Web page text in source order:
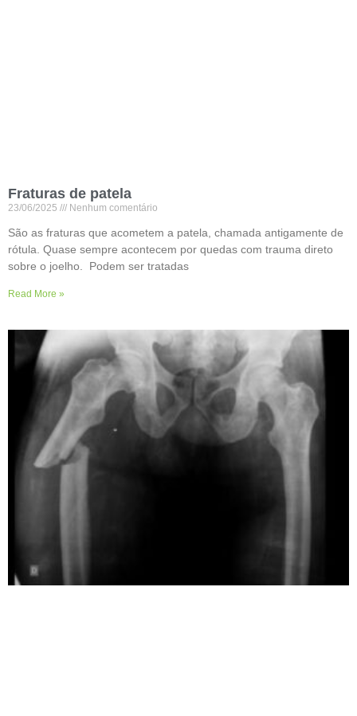
Fraturas de patela
23/06/2025 Nenhum comentário
São as fraturas que acometem a patela, chamada antigamente de
rótula. Quase sempre acontecem por quedas com trauma direto
sobre o joelho. Podem ser tratadas
Read More »